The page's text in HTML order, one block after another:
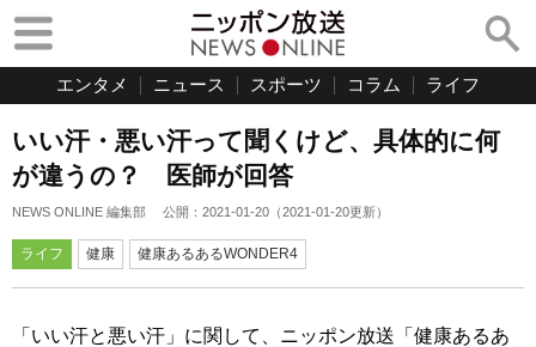
エンタメ ニュース スポーツ コラム ライフ
いい汗・悪い汗って聞くけど、具体的に何
が違うの？ 医師が回答
NEWS ONLINE 編集部 公開： 2021-01-20 （2021-01-20更新）
ライフ 健康 健康あるあるWONDER4
「いい汗と悪い汗」に関して、ニッポン放送「健康あるあ